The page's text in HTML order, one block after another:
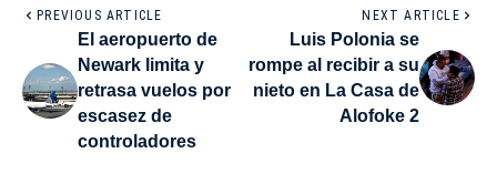
PREVIOUS ARTICLE
El aeropuerto de
Newark limita y
retrasa vuelos por
escasez de
controladores
NEXT ARTICLE
Luis Polonia se
rompe al recibir a su
nieto en La Casa de
Alofoke 2